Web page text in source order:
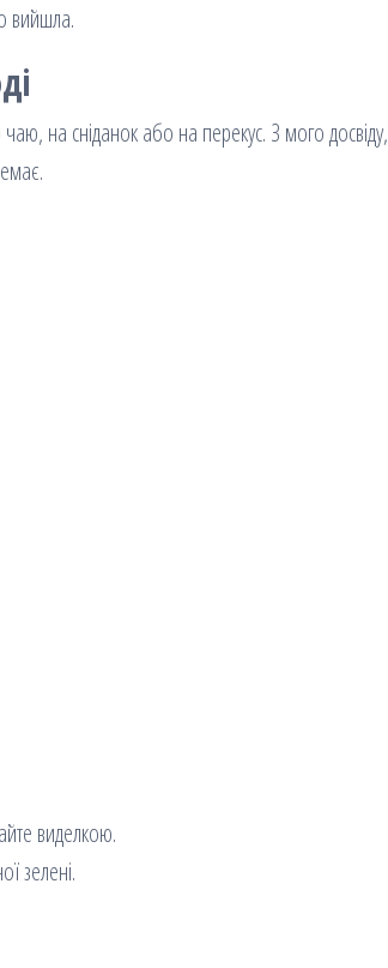
вийшла.
на сніданок або на перекус. З мого досвіду,
виделкою.
зелені.